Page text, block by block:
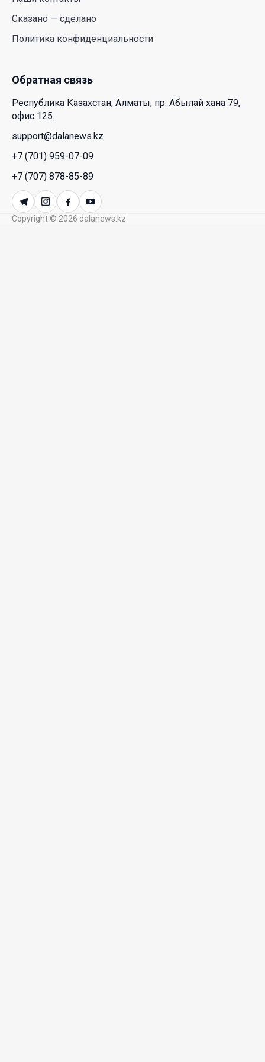
HONOR расширяет стратегию бизнеса и
искусственным интеллектом
какие возможности открывает форум
Казахстана и России
26 Июл. 2026 12:11
Межпартийные теледебаты выйдут в эфире
республиканских телеканалов
23 Июл. 2026 21:15
Сказано — сделано
Политика конфиденциальности
Обратная связь
Республика Казахстан, Алматы, пр. Абылай хана 79,
офис 125.
support@dalanews.kz
+7 (701) 959-07-09
+7 (707) 878-85-89
Copyright © 2026 dalanews.kz.